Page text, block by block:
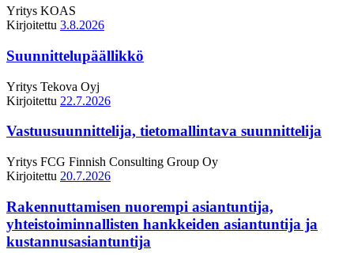
Yritys KOAS
Kirjoitettu 3.8.2026
Suunnittelupäällikkö
Yritys Tekova Oyj
Kirjoitettu 22.7.2026
Vastuusuunnittelija, tietomallintava suunnittelija
Yritys FCG Finnish Consulting Group Oy
Kirjoitettu 20.7.2026
Rakennuttamisen nuorempi asiantuntija,
yhteistoiminnallisten hankkeiden asiantuntija ja
kustannusasiantuntija